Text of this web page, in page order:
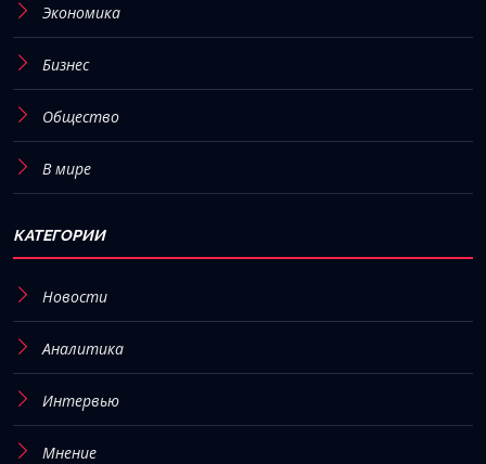
Экономика
Бизнес
Общество
В мире
КАТЕГОРИИ
Новости
Аналитика
Интервью
Мнение